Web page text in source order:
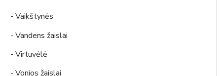
- Vaikštynės
- Vandens žaislai
- Virtuvėlė
- Vonios žaislai